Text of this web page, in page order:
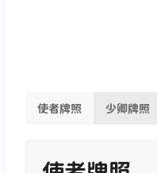
使者牌照 少卿牌照